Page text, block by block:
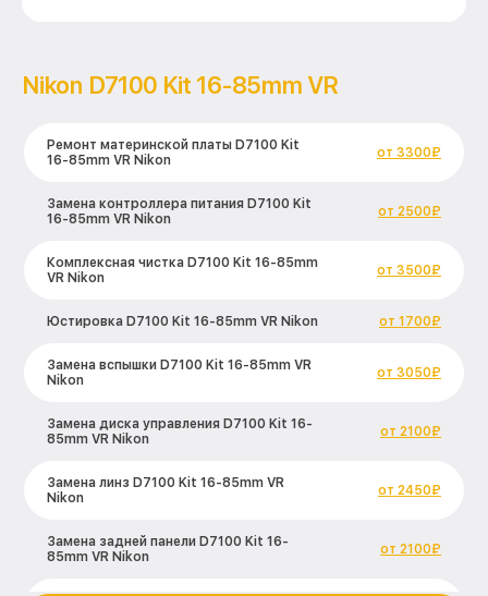
Nikon D7100 Kit 16-85mm VR
Ремонт материнской платы D7100 Kit
16-85mm VR Nikon
от 3300₽
Замена контроллера питания D7100 Kit
16-85mm VR Nikon
от 2500₽
Комплексная чистка D7100 Kit 16-85mm
VR Nikon
от 3500₽
Юстировка D7100 Kit 16-85mm VR Nikon от 1700₽
Замена вспышки D7100 Kit 16-85mm VR
Nikon
от 3050₽
Замена диска управления D7100 Kit 16-
85mm VR Nikon
от 2100₽
Замена линз D7100 Kit 16-85mm VR
Nikon
от 2450₽
Замена задней панели D7100 Kit 16-
85mm VR Nikon
от 2100₽